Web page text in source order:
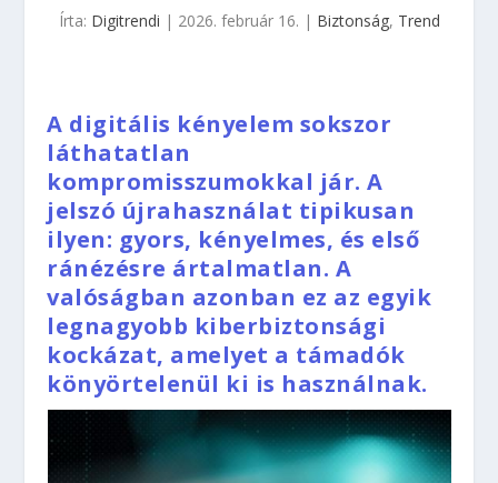
Írta: Digitrendi | 2026. február 16. | Biztonság, Trend
A digitális kényelem sokszor
láthatatlan
kompromisszumokkal jár. A
jelszó újrahasználat tipikusan
ilyen: gyors, kényelmes, és első
ránézésre ártalmatlan. A
valóságban azonban ez az egyik
legnagyobb kiberbiztonsági
kockázat, amelyet a támadók
könyörtelenül ki is használnak.